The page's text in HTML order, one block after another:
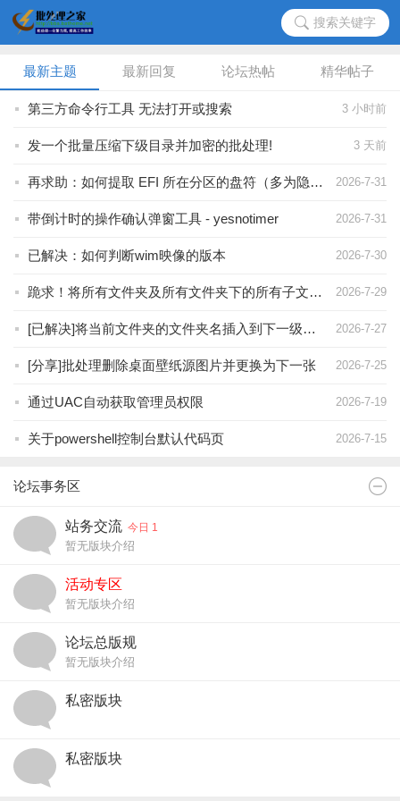
搜索关键字
最新主题 最新回复 论坛热帖 精华帖子
3 小时前
第三方命令行工具 无法打开或搜索
3 天前
发一个批量压缩下级目录并加密的批处理!
2026-7-31
再求助：如何提取 EFI 所在分区的盘符（多为隐藏分区）
2026-7-31
带倒计时的操作确认弹窗工具 - yesnotimer
2026-7-30
已解决：如何判断wim映像的版本
2026-7-29
跪求！将所有文件夹及所有文件夹下的所有子文件夹的文件名中的固定字符替换为指定字符
2026-7-27
[已解决]将当前文件夹的文件夹名插入到下一级子目录的每一个子文件夹的特定位置重命名
2026-7-25
[分享]批处理删除桌面壁纸源图片并更换为下一张
2026-7-19
通过UAC自动获取管理员权限
2026-7-15
关于powershell控制台默认代码页
论坛事务区
站务交流 今日 1
暂无版块介绍
活动专区
暂无版块介绍
论坛总版规
暂无版块介绍
私密版块
私密版块